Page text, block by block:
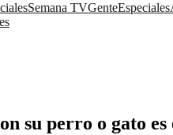
Semana TVGenteEspeciales
su perro o gato es